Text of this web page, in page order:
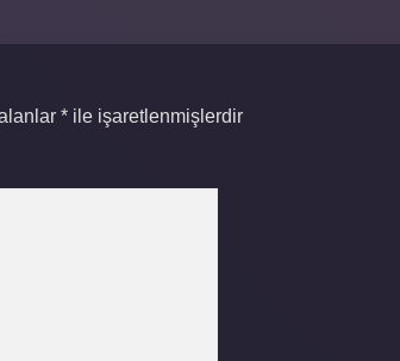
* ile işaretlenmişlerdir